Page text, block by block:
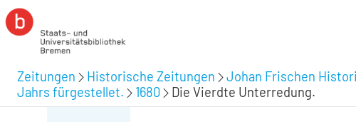
Zeitungen Historische Zeitungen Johan Frischen
Jahrs fürgestellet.
1680 Die Vierdte Unterredung.